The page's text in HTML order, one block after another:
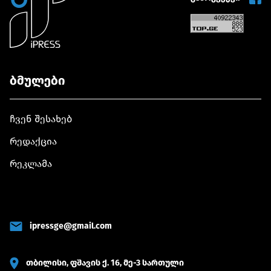
დანერგავს
აზიის ქვეყნებთან
მძიმე
ბმულები
ჩვენ შესახებ
რედაქცია
რეკლამა
ipressge@gmail.com
თბილისი, ფშავის ქ. 16, მე-3 სართული